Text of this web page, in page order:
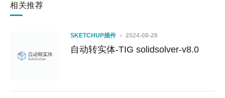
相关推荐
SKETCHUP插件 2024-08-28
自动转实体-TIG solidsolver-v8.0